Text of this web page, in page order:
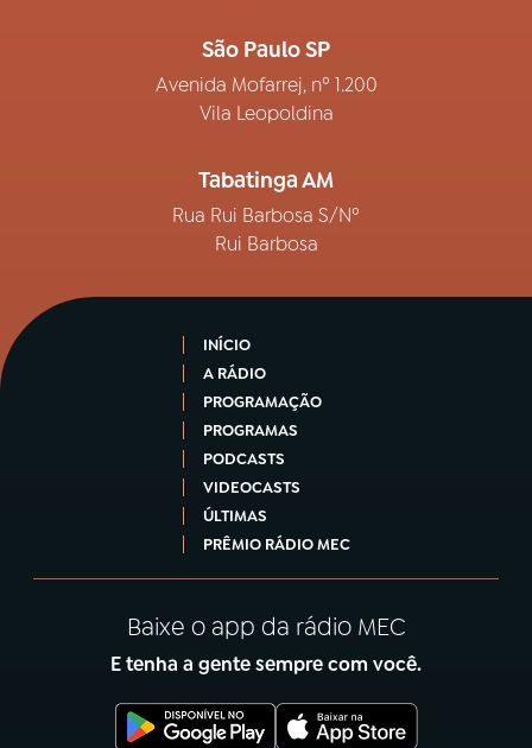
São Paulo SP
Avenida Mofarrej, nº 1.200
Vila Leopoldina
Tabatinga AM
Rua Rui Barbosa S/Nº
Rui Barbosa
INÍCIO
A RÁDIO
PROGRAMAÇÃO
PROGRAMAS
PODCASTS
VIDEOCASTS
ÚLTIMAS
PRÊMIO RÁDIO MEC
Baixe o app da rádio MEC
E tenha a gente sempre com você.